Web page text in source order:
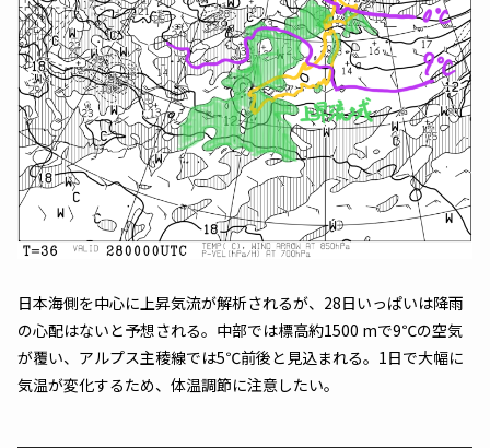
日本海側を中心に上昇気流が解析されるが、28日いっぱいは降雨
の心配はないと予想される。中部では標高約1500 mで9℃の空気
が覆い、アルプス主稜線では5℃前後と見込まれる。1日で大幅に
気温が変化するため、体温調節に注意したい。